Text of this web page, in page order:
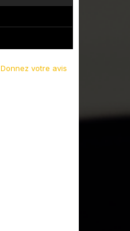
Donnez votre avis